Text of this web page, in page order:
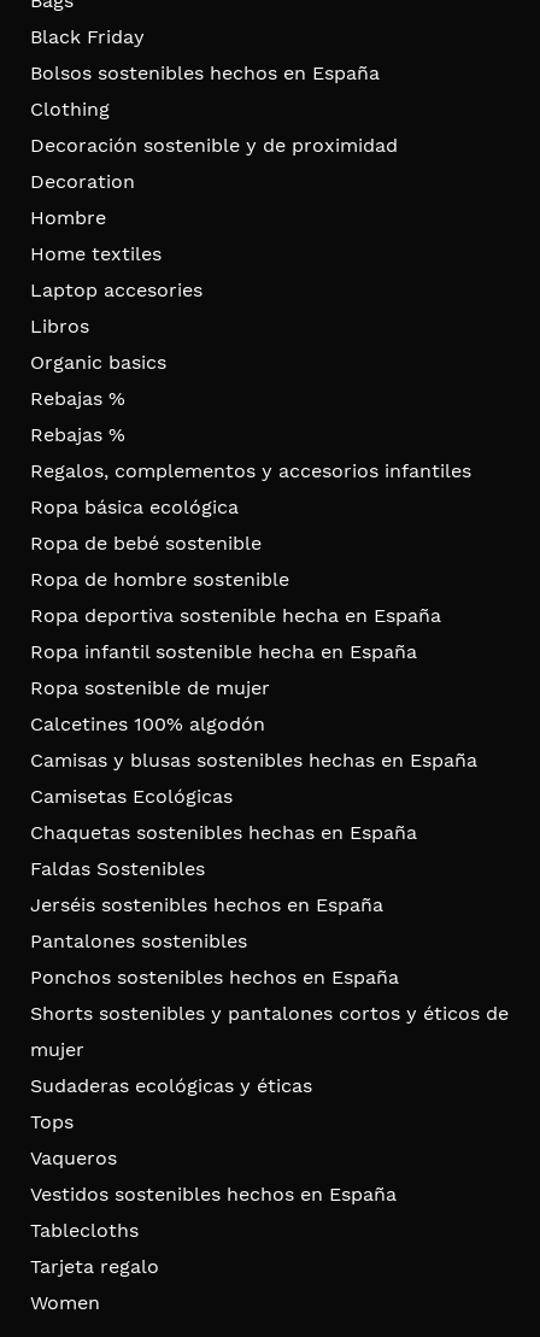
Black Friday
Bolsos sostenibles hechos en España
Clothing
Decoración sostenible y de proximidad
Decoration
Hombre
Home textiles
Laptop accesories
Libros
Organic basics
Rebajas %
Rebajas %
Regalos, complementos y accesorios infantiles
Ropa básica ecológica
Ropa de bebé sostenible
Ropa de hombre sostenible
Ropa deportiva sostenible hecha en España
Ropa infantil sostenible hecha en España
Ropa sostenible de mujer
Calcetines 100% algodón
Camisas y blusas sostenibles hechas en España
Camisetas Ecológicas
Chaquetas sostenibles hechas en España
Faldas Sostenibles
Jerséis sostenibles hechos en España
Pantalones sostenibles
Ponchos sostenibles hechos en España
Shorts sostenibles y pantalones cortos y éticos de
mujer
Sudaderas ecológicas y éticas
Tops
Vaqueros
Vestidos sostenibles hechos en España
Tablecloths
Tarjeta regalo
Women